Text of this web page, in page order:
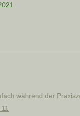
während der